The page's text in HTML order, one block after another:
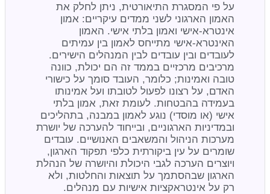
על פי המסגרת התיאורטית, ניתן לחלק את
האמון הארגוני לשני ממדים עיקריים: אמון
אינטרא-אישי ואמון בלתי אישי. האמון
האינטרא-אישי מתייחס לאמון בין עמיתים
לעובדים ובין עובדים לבין המנהלים הישירים.
מרכיבים מרכזיים בממד זה הם יכולת, כוונה
טובה ואמינות; כלומר, העובד סומך על כישורי
האדם, על רצונו לפעול לטובתו ועל אמינותו
בעמידה בהבטחות. לעומת זאת, אמון בלתי
אישי (או מוסדי) נוגע לאמון במבנה, בתהליכים
ובמדיניות הארגוניים, ובייחוד להערכה של יושרת
מערכות הניהול והמשאבים האנושיים. עובדים
שומרים על עין ביקורתית כלפי תפקוד הארגון,
ויוצרים הערכה לגבי היכולת והיושרה של הנהלת
הארגון שבהסתמך על תוצאות והחלטות, ולא
רק על אינטראקציות אישיות עם מנהלים.